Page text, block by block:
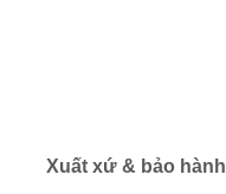
Xuất xứ & bảo hành